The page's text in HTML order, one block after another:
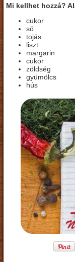
Mi kellhet hozzá?
cukor
só
tojás
liszt
margarin
cukor
zöldség
gyümölcs
hús